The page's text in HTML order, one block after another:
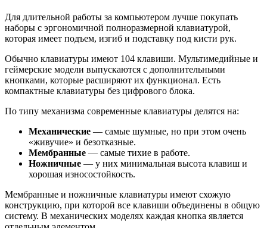
Для длительной работы за компьютером лучше покупать
наборы с эргономичной полноразмерной клавиатурой,
которая имеет подъем, изгиб и подставку под кисти рук.
Обычно клавиатуры имеют 104 клавиши. Мультимедийные и
геймерские модели выпускаются с дополнительными
кнопками, которые расширяют их функционал. Есть
компактные клавиатуры без цифрового блока.
По типу механизма современные клавиатуры делятся на:
Механические — самые шумные, но при этом очень
«живучие» и безотказные.
Мембранные — самые тихие в работе.
Ножничные — у них минимальная высота клавиш и
хорошая износостойкость.
Мембранные и ножничные клавиатуры имеют схожую
конструкцию, при которой все клавиши объединены в общую
систему. В механических моделях каждая кнопка является